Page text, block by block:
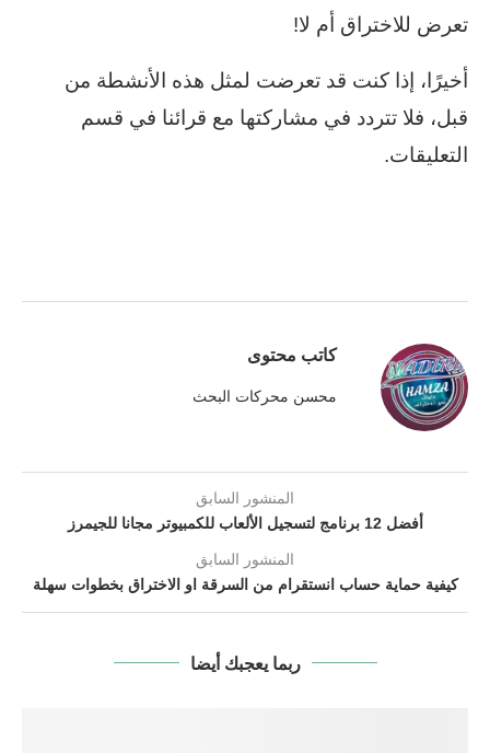
تعرض للاختراق أم لا!
أخيرًا، إذا كنت قد تعرضت لمثل هذه الأنشطة من
قبل، فلا تتردد في مشاركتها مع قرائنا في قسم
التعليقات.
كاتب محتوى
محسن محركات البحث
المنشور السابق
أفضل 12 برنامج لتسجيل الألعاب للكمبيوتر مجانا للجيمرز
المنشور السابق
كيفية حماية حساب انستقرام من السرقة او الاختراق بخطوات سهلة
ربما يعجبك أيضا